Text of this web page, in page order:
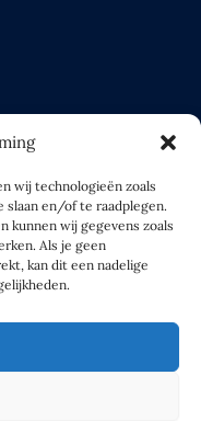
wij technologieën zoals
slaan en/of te raadplegen.
kunnen wij gegevens zoals
Als je geen
kan dit een nadelige